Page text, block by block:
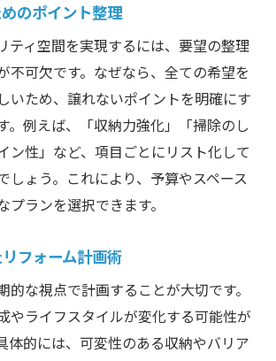
のポイント整理
ティ空間を実現するには、要望の整理
不可欠です。なぜなら、全ての希望を
いため、譲れないポイントを明確にす
。例えば、「収納力強化」「掃除のし
ン性」など、項目ごとにリスト化して
しょう。これにより、予算やスペース
プランを選択できます。
フォーム計画術
的な視点で計画することが大切です。
やライフスタイルが変化する可能性が
体的には、可変性のある収納やバリア